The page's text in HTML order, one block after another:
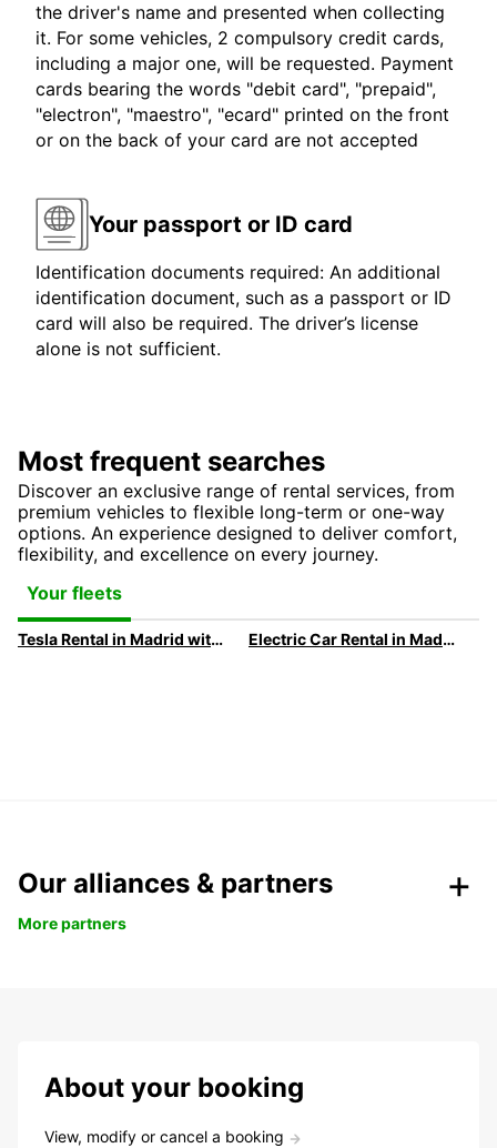
the driver's name and presented when collecting
it. For some vehicles, 2 compulsory credit cards,
including a major one, will be requested. Payment
cards bearing the words "debit card", "prepaid",
"electron", "maestro", "ecard" printed on the front
or on the back of your card are not accepted
Your passport or ID card
Identification documents required: An additional
identification document, such as a passport or ID
card will also be required. The driver’s license
alone is not sufficient.
Most frequent searches
Discover an exclusive range of rental services, from
premium vehicles to flexible long-term or one-way
options. An experience designed to deliver comfort,
flexibility, and excellence on every journey.
Your fleets
Tesla Rental in Madrid with Europcar Electric Car Rental in Madrid
Our alliances & partners
More partners
About your booking
View, modify or cancel a booking